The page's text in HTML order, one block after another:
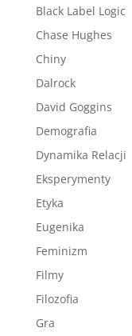
Black Label Logic
Chase Hughes
Chiny
Dalrock
David Goggins
Demografia
Dynamika Relacji
Eksperymenty
Etyka
Eugenika
Feminizm
Filmy
Filozofia
Gra